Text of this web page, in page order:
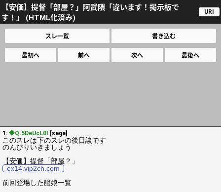
【安価】提督「部屋？」阿武隈「違います！掲示板で
す！」 (HTML化済み)
URI
スレ一覧 書き込む
最初へ 前へ 次へ 最後へ
1: ◆Q.5DeUcL0I [saga]
このスレは下のスレの後日談です
のんびりいきましょう
【安価】提督「部屋？」
ex14.vip2ch.com
前回登場した艦娘一覧